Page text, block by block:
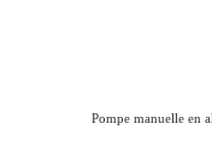
Pompe manuelle en